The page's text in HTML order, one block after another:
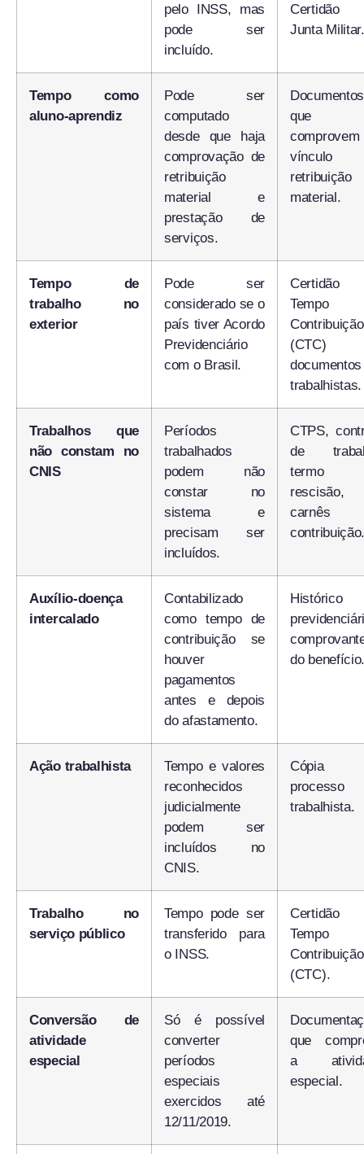
pelo INSS, mas
pode ser
incluído.
Certidão
Junta Militar.
Tempo como
aluno-aprendiz
Pode ser
computado
desde que haja
comprovação de
retribuição
material e
prestação de
serviços.
Documentos
que
comprovem
retribuição
material.
Tempo de
trabalho no
exterior
Pode ser
considerado se o
país tiver Acordo
Previdenciário
com o Brasil.
Certidão
Tempo
Contribuição
(CTC)
documentos
trabalhistas.
Trabalhos que
não constam no
CNIS
Períodos
trabalhados
podem não
constar no
sistema e
precisam ser
incluídos.
CTPS,
de
termo
rescisão,
carnês
Auxílio-doença
intercalado
Contabilizado
como tempo de
contribuição se
houver
pagamentos
antes e depois
do afastamento.
Histórico
do
Ação trabalhista
Tempo e valores
reconhecidos
judicialmente
podem ser
incluídos no
CNIS.
Cópia
processo
trabalhista.
Trabalho no
serviço público
Tempo pode ser
transferido para
o INSS.
Certidão
Tempo
Contribuição
(CTC).
Conversão de
atividade
especial
Só é possível
converter
períodos
especiais
exercidos até
12/11/2019.
que
a
especial.